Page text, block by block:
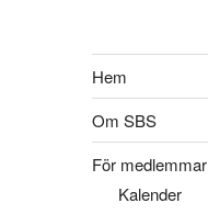
Hem
Om SBS
För medlemmar
Kalender